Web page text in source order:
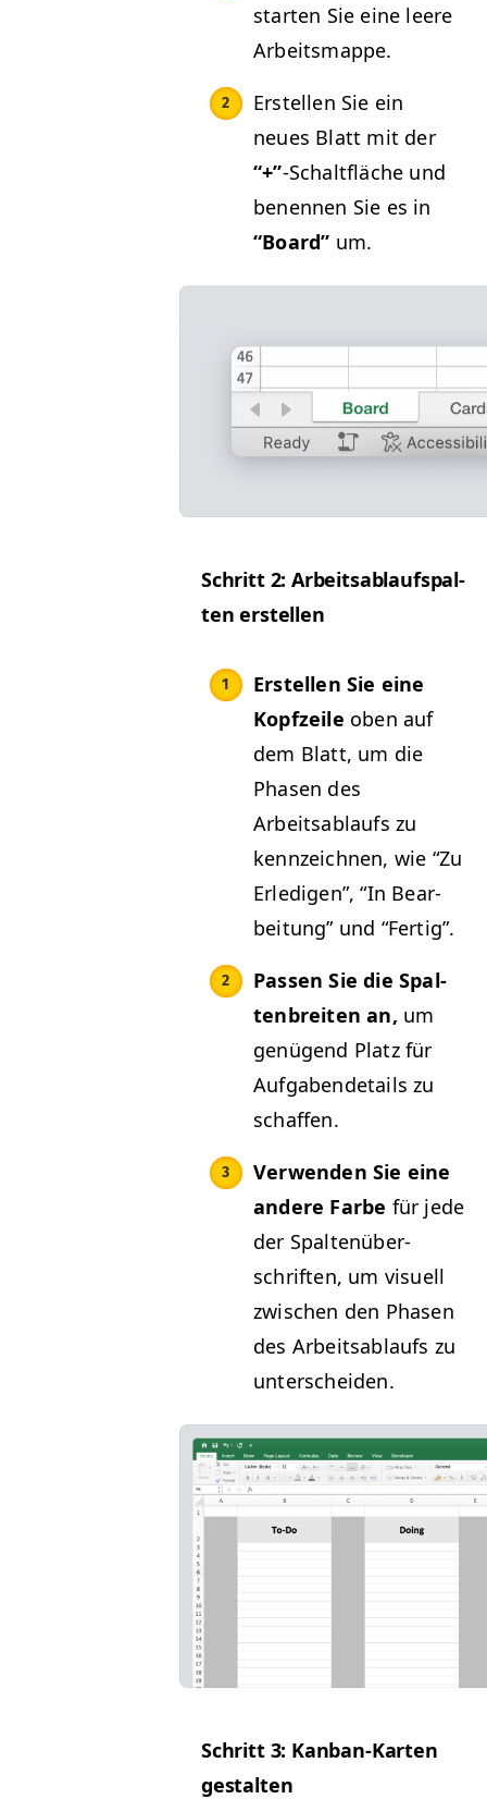
starten Sie eine leere
Arbeitsmappe.
Erstellen Sie ein
neues Blatt mit der
“+”-Schalt­fläche und
benen­nen Sie es in
“Board” um.
Schritt 2: Arbeitsablauf­s­pal­
ten erstellen
Erstellen Sie eine
Kopfzeile oben auf
dem Blatt, um die
Phasen des
Arbeitsablaufs zu
kennze­ich­nen, wie “Zu
Erledi­gen”,“In Bear­
beitung” und “Fer­tig”.
Passen Sie die Spal­
tenbre­it­en an, um
genü­gend Platz für
Auf­gaben­de­tails zu
schaffen.
Ver­wen­den Sie eine
andere Farbe für jede
der Spal­tenüber­
schriften, um visuell
zwis­chen den Phasen
des Arbeitsablaufs zu
unterscheiden.
Schritt 3: Kan­ban-Karten
gestalten